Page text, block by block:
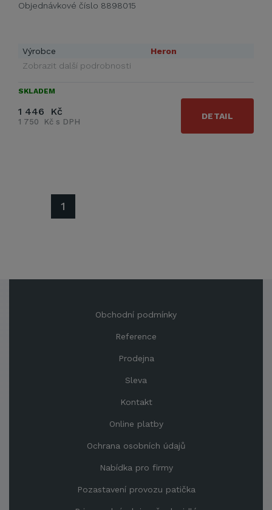
Objednávkové číslo 8898015
Výrobce
Heron
Zobrazit další podrobnosti
SKLADEM
1 446 Kč
1 750 Kč s DPH
DETAIL
1
Obchodní podmínky
Reference
Prodejna
Sleva
Kontakt
Online platby
Ochrana osobních údajů
Nabídka pro firmy
Pozastavení provozu patička